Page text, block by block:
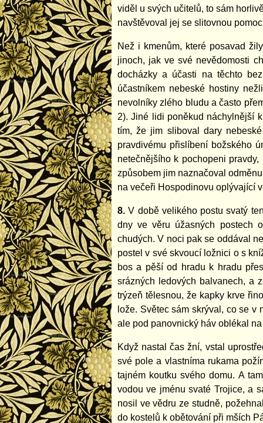
viděl u svých učitelů, to sám
navštěvoval jej se slitovnou
Než i kmenům, které posavad
jinoch, jak ve své nevědomosti
docházky a účasti na těchto
účastníkem nebeské hostiny
nevolníky zlého bludu a často
2). Jiné lidi poněkud náchylnější
tím, že jim sliboval dary
pravdivému přislíbení božského
netečnějšího k pochopeni
způsobem jim naznačoval
na večeři Hospodinovu oplývající
8. V době velikého postu svatý
dny ve věru úžasných postech
chudých. V noci pak se oddával
postel v své skvoucí ložnici o s
bos a pěší od hradu k hradu
srázných ledových balvanech, a
trýzeň tělesnou, že kapky krve
lože. Světec sám skrýval, co se
ale pod panovnický háv oblékal
Když nastal čas žní, vstal
své pole a vlastníma rukama
tajném koutku svého domu. A
vodou ve jménu svaté Trojice, a
nosil ve vědru ze studně,
do kostelů k obětování při mších